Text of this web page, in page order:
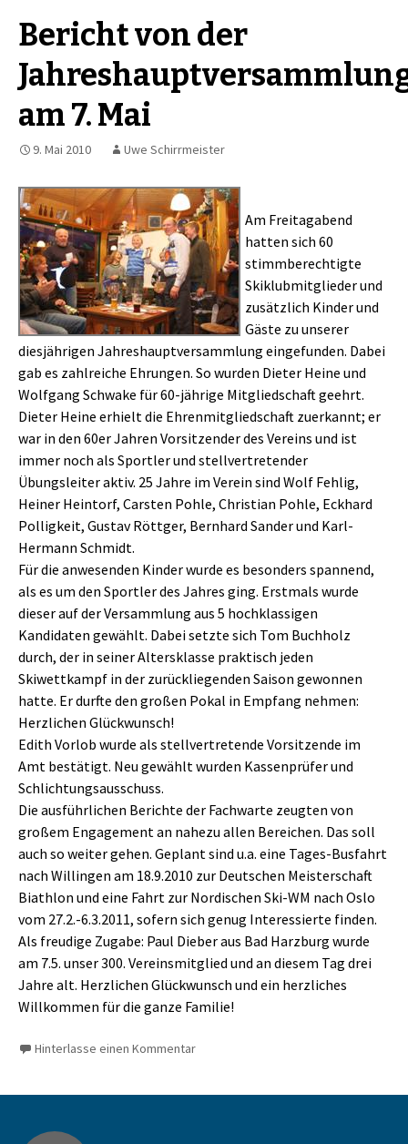
Bericht von der
am 7. Mai
9. Mai 2010 Uwe Schirrmeister
Am Freitagabend
hatten sich 60
stimmberechtigte
Skiklubmitglieder und
zusätzlich Kinder und
Gäste zu unserer
diesjährigen Jahreshauptversammlung eingefunden. Dabei
gab es zahlreiche Ehrungen. So wurden Dieter Heine und
Wolfgang Schwake für 60-jährige Mitgliedschaft geehrt.
Dieter Heine erhielt die Ehrenmitgliedschaft zuerkannt; er
war in den 60er Jahren Vorsitzender des Vereins und ist
immer noch als Sportler und stellvertretender
Übungsleiter aktiv. 25 Jahre im Verein sind Wolf Fehlig,
Heiner Heintorf, Carsten Pohle, Christian Pohle, Eckhard
Polligkeit, Gustav Röttger, Bernhard Sander und Karl-
Hermann Schmidt.
Für die anwesenden Kinder wurde es besonders spannend,
als es um den Sportler des Jahres ging. Erstmals wurde
dieser auf der Versammlung aus 5 hochklassigen
Kandidaten gewählt. Dabei setzte sich Tom Buchholz
durch, der in seiner Altersklasse praktisch jeden
Skiwettkampf in der zurückliegenden Saison gewonnen
hatte. Er durfte den großen Pokal in Empfang nehmen:
Herzlichen Glückwunsch!
Edith Vorlob wurde als stellvertretende Vorsitzende im
Amt bestätigt. Neu gewählt wurden Kassenprüfer und
Schlichtungsausschuss.
Die ausführlichen Berichte der Fachwarte zeugten von
großem Engagement an nahezu allen Bereichen. Das soll
auch so weiter gehen. Geplant sind u.a. eine Tages-Busfahrt
nach Willingen am 18.9.2010 zur Deutschen Meisterschaft
Biathlon und eine Fahrt zur Nordischen Ski-WM nach Oslo
vom 27.2.-6.3.2011, sofern sich genug Interessierte finden.
Als freudige Zugabe: Paul Dieber aus Bad Harzburg wurde
am 7.5. unser 300. Vereinsmitglied und an diesem Tag drei
Jahre alt. Herzlichen Glückwunsch und ein herzliches
Willkommen für die ganze Familie!
Hinterlasse einen Kommentar